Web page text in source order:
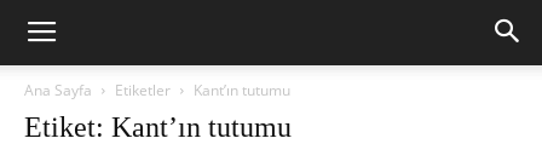
Ana Sayfa Etiketler Kant’ın tutumu
Etiket: Kant’ın tutumu